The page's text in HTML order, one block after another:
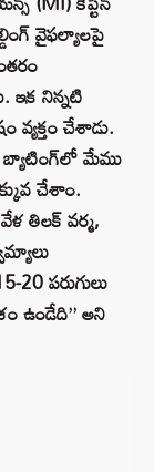
వైఫల్యాలపై
ఇక నిన్నటి
చేశాడు.
మేము
చేశాం.
తిలక్ వర్మ,
పరుగులు
ఉండేది” అని